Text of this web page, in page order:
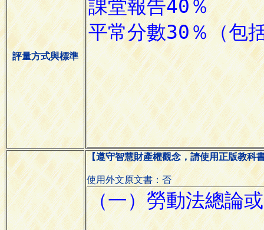
評量方式與標準
【遵守智慧財產權觀念，請使用正版教科
使用外文原文書：否